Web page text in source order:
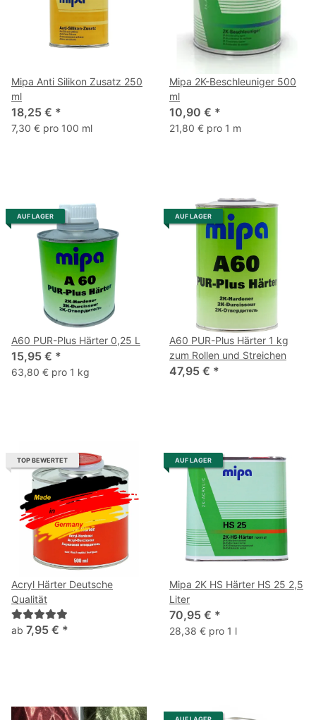
Mipa Anti Silikon Zusatz 250
ml
18,25 € *
7,30 € pro 100 ml
Mipa 2K-Beschleuniger 500
ml
10,90 € *
21,80 € pro 1 m
AUF LAGER
A60 PUR-Plus Härter 0,25 L
15,95 € *
63,80 € pro 1 kg
AUF LAGER
A60 PUR-Plus Härter 1 kg
zum Rollen und Streichen
47,95 € *
TOP BEWERTET
Acryl Härter Deutsche
Qualität
ab 7,95 € *
AUF LAGER
Mipa 2K HS Härter HS 25 2,5
Liter
70,95 € *
28,38 € pro 1 l